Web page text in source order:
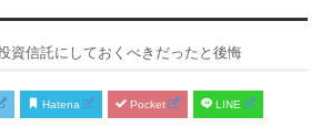
資信託にしておくべきだったと後悔
Hatena Pocket LINE